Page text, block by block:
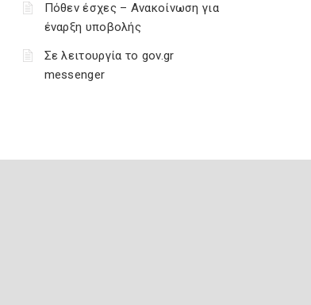
Πόθεν έσχες – Ανακοίνωση για
έναρξη υποβολής
Σε λειτουργία το gov.gr
messenger